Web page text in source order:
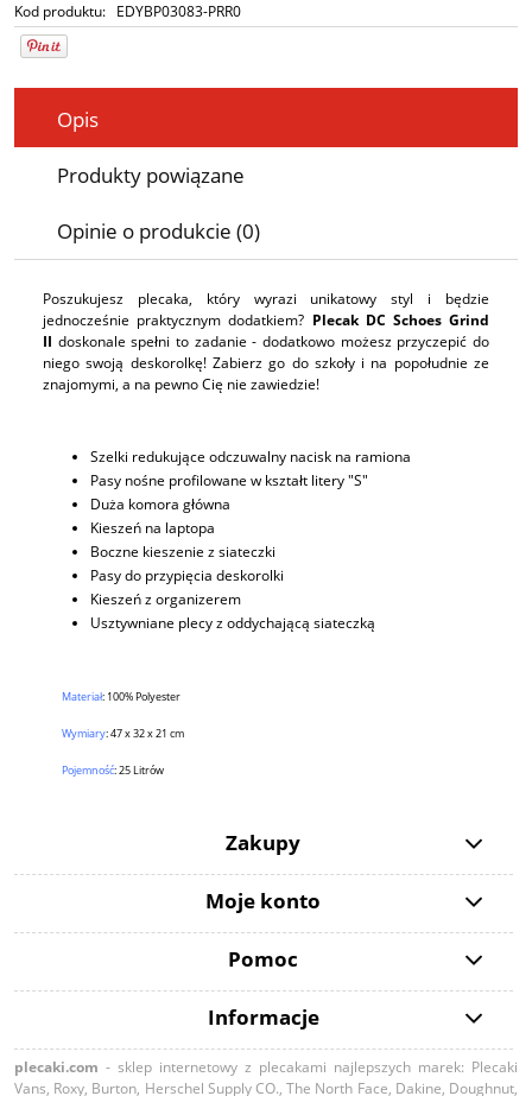
Kod produktu: EDYBP03083-PRR0
Opis
Produkty powiązane
Opinie o produkcie (0)
Poszukujesz plecaka, który wyrazi unikatowy styl i będzie
jednocześnie praktycznym dodatkiem? Plecak DC Schoes Grind
II doskonale spełni to zadanie - dodatkowo możesz przyczepić do
niego swoją deskorolkę! Zabierz go do szkoły i na popołudnie ze
znajomymi, a na pewno Cię nie zawiedzie!
Szelki redukujące odczuwalny nacisk na ramiona
Pasy nośne profilowane w kształt litery "S"
Duża komora główna
Kieszeń na laptopa
Boczne kieszenie z siateczki
Pasy do przypięcia deskorolki
Kieszeń z organizerem
Usztywniane plecy z oddychającą siateczką
Materiał: 100% Polyester
Wymiary: 47 x 32 x 21 cm
Pojemność: 25 Litrów
Zakupy
Moje konto
Pomoc
Informacje
plecaki.com - sklep internetowy z plecakami najlepszych marek: Plecaki
Vans, Roxy, Burton, Herschel Supply CO., The North Face, Dakine, Doughnut,